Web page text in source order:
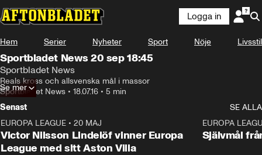
Logga in
Hem Serier Nyheter Sport Nöje Livsstil
Sportbladet News 20 sep 18:45
Sportbladet News
Reals kross och allsvenska mål i massor
Sportbladet News • 18.07.16 • 5 min
Se mer
Senast
SE ALLA
EUROPA LEAGUE • 20 MAJ
Victor Nilsson Lindelöf vinner Europa
League med sitt Aston Villa
EUROPA
Självmål